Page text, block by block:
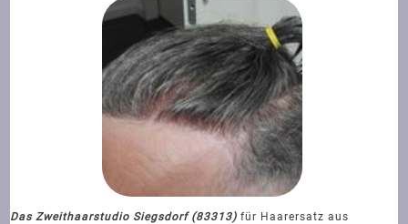
Das Zweithaarstudio Siegsdorf (83313) für Haarersatz aus